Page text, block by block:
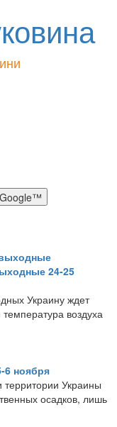
24-25
Украину ждет
воздуха
6 ноября
Украины
осадков, лишь